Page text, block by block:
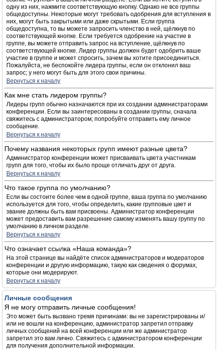
одну из них, нажмите соответствующую кнопку. Однако не все группы
общедоступны. Некоторые могут требовать одобрения для вступления в
них, могут быть закрытыми или даже скрытыми. Если группа
общедоступна, то вы можете запросить членство в ней, щёлкнув по
соответствующей кнопке. Если требуется одобрение на участие в
группе, вы можете отправить запрос на вступление, щёлкнув по
соответствующей кнопке. Лидер группы должен будет одобрить ваше
участие в группе и может спросить, зачем вы хотите присоединиться.
Пожалуйста, не беспокойте лидера группы, если он отклонил ваш
запрос; у него могут быть для этого свои причины.
Вернуться к началу
Как мне стать лидером группы?
Лидеры групп обычно назначаются при их создании администраторами
конференции. Если вы заинтересованы в создании группы, сначала
свяжитесь с администратором; попробуйте отправить ему личное
сообщение.
Вернуться к началу
Почему названия некоторых групп имеют разные цвета?
Администратор конференции может присваивать цвета участникам
групп для того, чтобы их было проще отличать друг от друга.
Вернуться к началу
Что такое группа по умолчанию?
Если вы состоите более чем в одной группе, ваша группа по умолчанию
используется для того, чтобы определить, какие групповые цвет и
звание должны быть вам присвоены. Администратор конференции
может предоставить вам разрешение самому изменять вашу группу по
умолчанию в личном разделе.
Вернуться к началу
Что означает ссылка «Наша команда»?
На этой странице вы найдёте список администраторов и модераторов
конференции и другую информацию, такую как сведения о форумах,
которые они модерируют.
Вернуться к началу
Личные сообщения
Я не могу отправить личные сообщения!
Это может быть вызвано тремя причинами: вы не зарегистрированы и/
или не вошли на конференцию, администратор запретил отправку
личных сообщений на всей конференции или же администратор
запретил это вам лично. Свяжитесь с администратором конференции
для получения дополнительной информации.